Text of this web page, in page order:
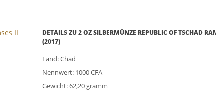
DETAILS ZU 2 OZ SILBERMÜNZE REPUBLIC OF TSCHAD
(2017)
Land: Chad
Nennwert: 1000 CFA
Gewicht: 62,20 gramm